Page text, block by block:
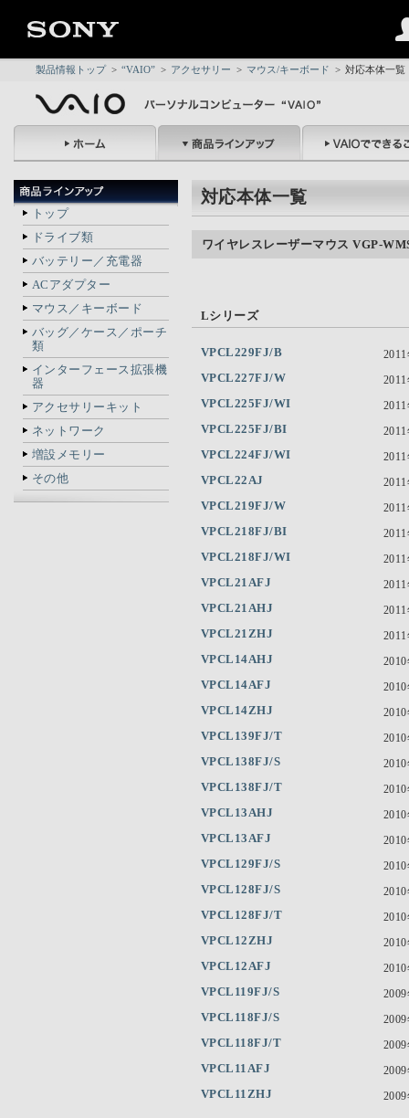
製品情報トップ > “VAIO” > アクセサリー > マウス/キーボード > 対応本体一覧
トップ
ドライブ類
バッテリー／充電器
ACアダプター
マウス／キーボード
バッグ／ケース／ポーチ
類
インターフェース拡張機
器
アクセサリーキット
ネットワーク
増設メモリー
その他
対応本体一覧
ワイヤレスレーザーマウス VGP-
Lシリーズ
VPCL229FJ/B
VPCL227FJ/W
VPCL225FJ/WI
VPCL225FJ/BI
VPCL224FJ/WI
VPCL22AJ
VPCL219FJ/W
VPCL218FJ/BI
VPCL218FJ/WI
VPCL21AFJ
VPCL21AHJ
VPCL21ZHJ
VPCL14AHJ
VPCL14AFJ
VPCL14ZHJ
VPCL139FJ/T
VPCL138FJ/S
VPCL138FJ/T
VPCL13AHJ
VPCL13AFJ
VPCL129FJ/S
VPCL128FJ/S
VPCL128FJ/T
VPCL12ZHJ
VPCL12AFJ
VPCL119FJ/S
VPCL118FJ/S
VPCL118FJ/T
VPCL11AFJ
VPCL11ZHJ